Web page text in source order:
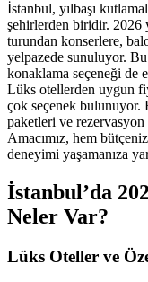
İstanbul, yılbaşı
şehirlerden biridir. 2026
turundan konserlere,
yelpazede sunuluyor.
konaklama seçeneği de
Lüks otellerden uygun
çok seçenek bulunuyor.
paketleri ve rezervasyon
Amacımız, hem
deneyimi yaşamanıza
İstanbul’da
Neler Var?
Lüks Oteller ve